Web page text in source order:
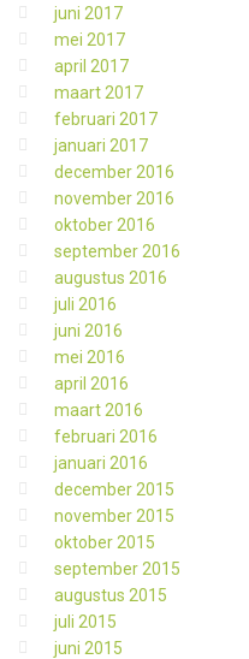
juni 2017
mei 2017
april 2017
maart 2017
februari 2017
januari 2017
december 2016
november 2016
oktober 2016
september 2016
augustus 2016
juli 2016
juni 2016
mei 2016
april 2016
maart 2016
februari 2016
januari 2016
december 2015
november 2015
oktober 2015
september 2015
augustus 2015
juli 2015
juni 2015